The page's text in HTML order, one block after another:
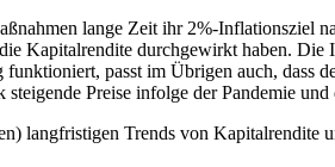
lange Zeit ihr 2%-Inflationsziel
Kapitalrendite durchgewirkt haben.
passt im Übrigen auch, dass
Preise infolge der Pandemie
langfristigen Trends von